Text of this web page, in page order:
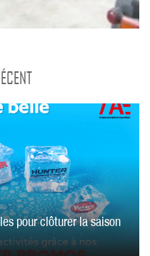
pour clôturer la saison